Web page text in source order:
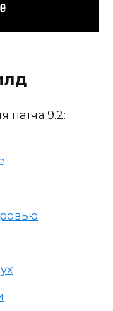
патча 9.2: